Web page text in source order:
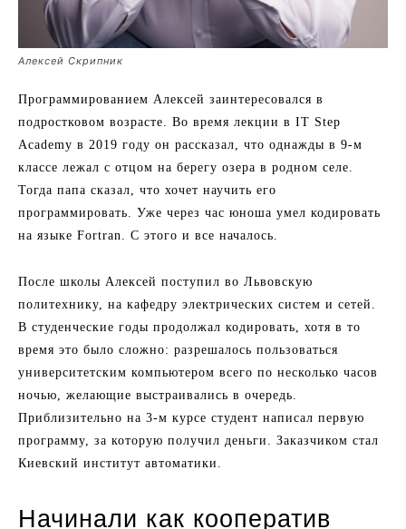
Алексей Скрипник
Программированием Алексей заинтересовался в
подростковом возрасте. Во время лекции в ІТ Step
Academy в 2019 году он рассказал, что однажды в 9-м
классе лежал с отцом на берегу озера в родном селе.
Тогда папа сказал, что хочет научить его
программировать. Уже через час юноша умел кодировать
на языке Fortran. С этого и все началось.
После школы Алексей поступил во Львовскую
политехнику, на кафедру электрических систем и сетей.
В студенческие годы продолжал кодировать, хотя в то
время это было сложно: разрешалось пользоваться
университетским компьютером всего по несколько часов
ночью, желающие выстраивались в очередь.
Приблизительно на 3-м курсе студент написал первую
программу, за которую получил деньги. Заказчиком стал
Киевский институт автоматики.
Начинали как кооператив